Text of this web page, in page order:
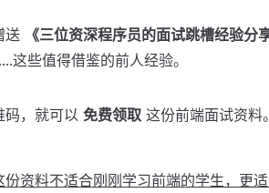
送 《三位资深程序员的面试跳槽经验分
这些值得借鉴的前人经验。
码，就可以 免费领取 这份前端面试资料
份资料不适合刚刚学习前端的学生，更